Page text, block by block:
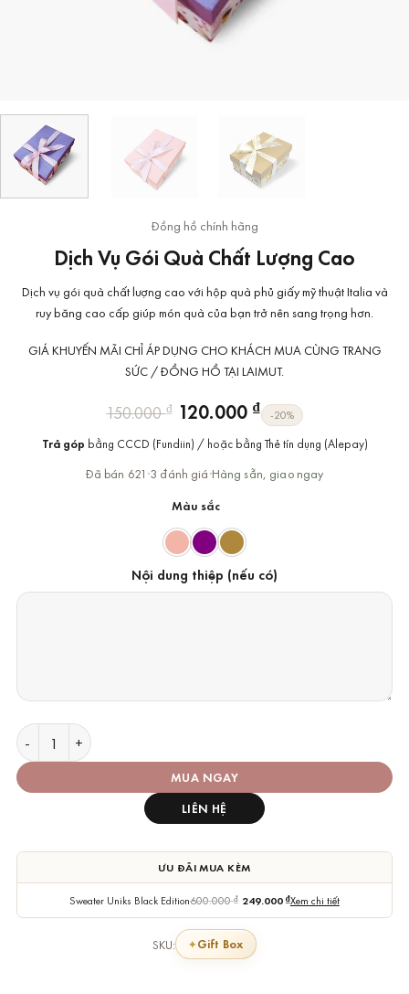
Đồng hồ chính hãng
Dịch Vụ Gói Quà Chất Lượng Cao
Dịch vụ gói quà chất lượng cao với hộp quà phủ giấy mỹ thuật Italia và
ruy băng cao cấp giúp món quà của bạn trở nên sang trọng hơn.
GIÁ KHUYẾN MÃI CHỈ ÁP DỤNG CHO KHÁCH MUA CÙNG TRANG
SỨC / ĐỒNG HỒ TẠI LAIMUT.
150.000₫ Giá
gốc
là:
150.000 ₫.
120.000 ₫
Giá
hiện
tại
là:
120.000 ₫.
-20%
Trả góp bằng CCCD (Fundiin) / hoặc bằng Thẻ tín dụng (Alepay)
Đã bán 621 ·3 đánh giá·Hàng sẵn, giao ngay
Màu sắc
Nội dung thiệp (nếu có)
Dịch Vụ Gói Quà Chất Lượng Cao số lượng
MUA NGAY
LIÊN HỆ
ƯU ĐÃI MUA KÈM
Sweater Uniks Black Edition600.000₫ 249.000 ₫Xem chi tiết
SKU: Gift Box